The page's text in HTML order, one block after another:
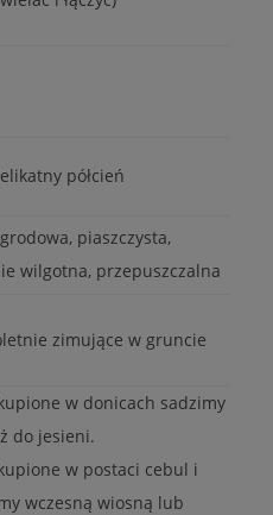
półcień
piaszczysta,
wilgotna, przepuszczalna
zimujące w gruncie
w donicach sadzimy
do jesieni.
w postaci cebul i
wczesną wiosną lub